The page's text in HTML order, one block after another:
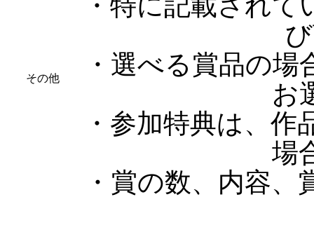
その他
・選べる賞品の
お
・参加特典は、
場
・賞の数、内容